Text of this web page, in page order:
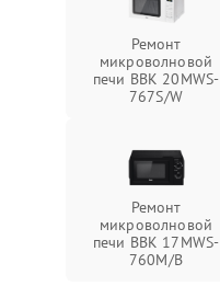
Ремонт
микроволновой
печи BBK 20MWS-
767S/W
Ремонт
микроволновой
печи BBK 17MWS-
760M/B